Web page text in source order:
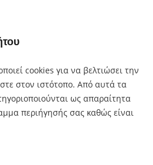
cookies για να βελτιώσει την
στον ιστότοπο. Από αυτά τα
ως απαραίτητα
περιήγησής σας καθώς είναι